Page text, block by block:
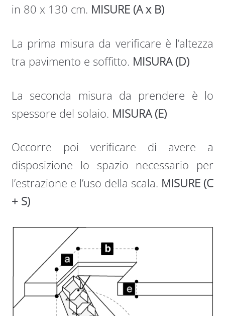
in 80 x 130 cm. MISURE (A x B)
La prima misura da verificare è l’altezza
tra pavimento e soffitto. MISURA (D)
La seconda misura da prendere è lo
spessore del solaio. MISURA (E)
Occorre poi verificare di avere a
disposizione lo spazio necessario per
l’estrazione e l’uso della scala. MISURE (C
+ S)